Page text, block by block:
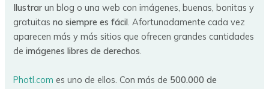
Ilustrar un blog o una web con imágenes, buenas, bonitas y
gratuitasno siempre es fácil. Afortunadamente cada vez
aparecen más y más sitios que ofrecen grandes cantidades
de imágenes libres de derechos.
Photl.com es uno de ellos. Con más de 500.000 de